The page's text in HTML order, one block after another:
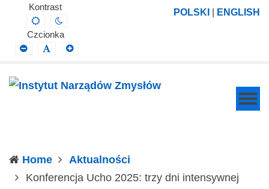
Instytut
Narządów
Zmysłów
Projektowanie,
prowadzenie
prac
Kontrast
DefaultNight
Czcionka
SmallerDefaultLarger
POLSKI | ENGLISH
Home
Aktualności
Konferencja Ucho 2025: trzy dni intensywnej